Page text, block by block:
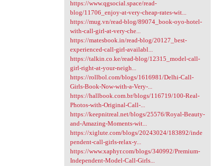
https://www.qgsocial.space/read-
blog/11706_enjoy-at-very-cheap-rates-wit...
https://mug.vn/read-blog/89074_book-oyo-hotel-
with-call-girl-at-very-che...
https://matesbook.in/read-blog/20127_best-
experienced-call-girl-availabl...
https://talkin.co.ke/read-blog/12315_model-call-
girl-right-at-your-neigh...
https://rollbol.com/blogs/1616981/Delhi-Call-
Girls-Book-Now-with-a-Very-...
https://hallbook.com.br/blogs/116719/100-Real-
Photos-with-Original-Call-...
https://keepnitreal.net/blogs/25576/Royal-Beauty-
and-Amazing-Moments-wit...
https://xiglute.com/blogs/20243024/183892/inde
pendent-call-girls-relax-y...
https://www.xaphyr.com/blogs/340992/Premium-
Independent-Model-Call-Girls...